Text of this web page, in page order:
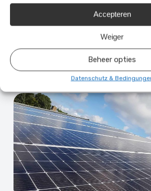
Accepteren
Weiger
Beheer opties
Datenschutz &
09 Juni 2026 | Zonnepanelen
Die Kosten für das
Ersetzen von
6 min leestijd